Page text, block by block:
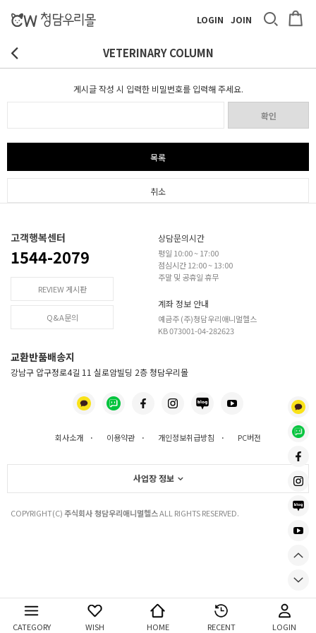
LOGIN JOIN
VETERINARY COLUMN
게시글 작성 시 입력한 비밀번호를 입력해 주세요.
확인
목록
취소
CATEGORY WISH HOME RECENT LOGIN
고객행복센터
1544-2079
REVIEW 게시판
Q&A문의
상담문의시간
평일 10:00 ~ 17:00
점심시간 12:00 ~ 13:00
주말 및 공휴일 휴무
계좌 정보 안내
예금주 (주)청담우리애니멀헬스
KB 073001-04-282623
교환반품배송지
강남구 압구정로4길 11 실로암빌딩 2층 청담우리몰
회사소개 · 이용약관 · 개인정보취급방침 · PC버전
사업장 정보
COPYRIGHT(C)주식회사 청담우리애니멀헬스ALL RIGHTS RESERVED.